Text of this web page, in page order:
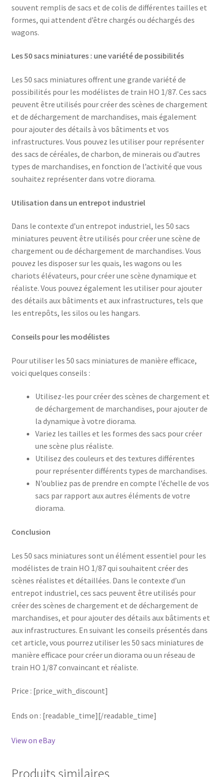
souvent remplis de sacs et de colis de différentes tailles et
formes, qui attendent d’être chargés ou déchargés des
wagons.
Les 50 sacs miniatures : une variété de possibilités
Les 50 sacs miniatures offrent une grande variété de
possibilités pour les modélistes de train HO 1/87. Ces sacs
peuvent être utilisés pour créer des scènes de chargement
et de déchargement de marchandises, mais également
pour ajouter des détails à vos bâtiments et vos
infrastructures. Vous pouvez les utiliser pour représenter
des sacs de céréales, de charbon, de minerais ou d’autres
types de marchandises, en fonction de l’activité que vous
souhaitez représenter dans votre diorama.
Utilisation dans un entrepot industriel
Dans le contexte d’un entrepot industriel, les 50 sacs
miniatures peuvent être utilisés pour créer une scène de
chargement ou de déchargement de marchandises. Vous
pouvez les disposer sur les quais, les wagons ou les
chariots élévateurs, pour créer une scène dynamique et
réaliste. Vous pouvez également les utiliser pour ajouter
des détails aux bâtiments et aux infrastructures, tels que
les entrepôts, les silos ou les hangars.
Conseils pour les modélistes
Pour utiliser les 50 sacs miniatures de manière efficace,
voici quelques conseils :
Utilisez-les pour créer des scènes de chargement et
de déchargement de marchandises, pour ajouter de
la dynamique à votre diorama.
Variez les tailles et les formes des sacs pour créer
une scène plus réaliste.
Utilisez des couleurs et des textures différentes
pour représenter différents types de marchandises.
N’oubliez pas de prendre en compte l’échelle de vos
sacs par rapport aux autres éléments de votre
diorama.
Conclusion
Les 50 sacs miniatures sont un élément essentiel pour les
modélistes de train HO 1/87 qui souhaitent créer des
scènes réalistes et détaillées. Dans le contexte d’un
entrepot industriel, ces sacs peuvent être utilisés pour
créer des scènes de chargement et de déchargement de
marchandises, et pour ajouter des détails aux bâtiments et
aux infrastructures. En suivant les conseils présentés dans
cet article, vous pourrez utiliser les 50 sacs miniatures de
manière efficace pour créer un diorama ou un réseau de
train HO 1/87 convaincant et réaliste.
Price : [price_with_discount]
Ends on : [readable_time][/readable_time]
View on eBay
Produits similaires